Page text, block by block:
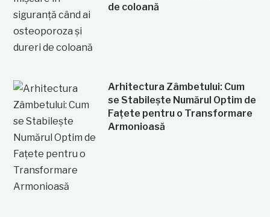
de coloană
Arhitectura Zâmbetului: Cum
se Stabilește Numărul Optim de
Fațete pentru o Transformare
Armonioasă